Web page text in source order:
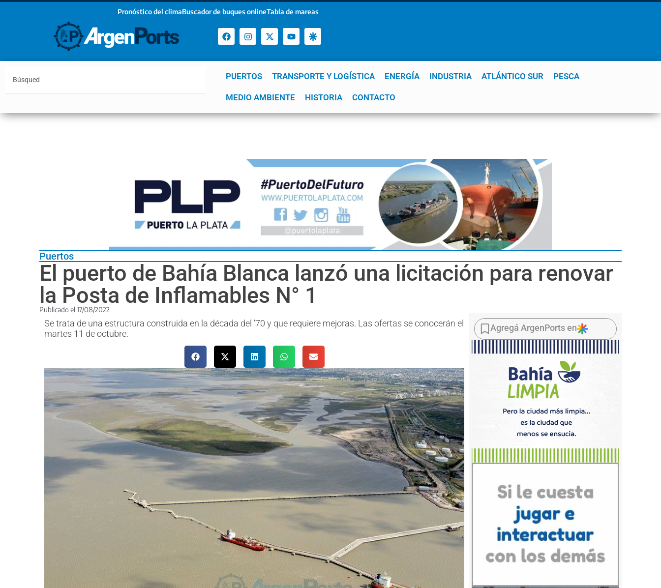
Pronóstico del climaBuscador de buques onlineTabla de mareas
PUERTOS TRANSPORTE Y LOGÍSTICA ENERGÍA INDUSTRIA ATLÁNTICO SUR PESCA
MEDIO AMBIENTE HISTORIA CONTACTO
YPF GNL Mar del Plata Patagonia Quequén
Puertos
El puerto de Bahía Blanca lanzó una licitación para renovar
la Posta de Inflamables N° 1
Publicado el 17/08/2022
Se trata de una estructura construida en la década del ’70 y que requiere mejoras. Las ofertas se conocerán el
martes 11 de octubre.
Agregá ArgenPorts en
¡Sumate a nuestro Newsletter!
Email
Estoy de acuerdo con las condiciones y políticas de